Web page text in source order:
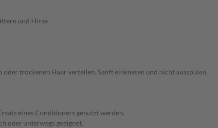
und Hirse
trockenen Haar verteilen. Sanft einkneten und nicht ausspülen.
eines Conditioners genutzt werden.
oder unterwegs geeignet.